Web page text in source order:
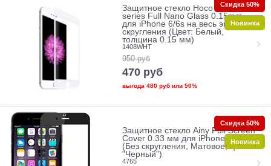
Защитное стекло Hoco Ghost
series Full Nano Glass 0.15mm
для iPhone 6/6s на весь экран без
скругления (Цвет: Белый,
толщина 0.15 мм)
1408WHT
950 руб
470 руб
выгода 480 рубили 50%
Скидка 50%
Новинка
Защитное стекло Ainy Full Screen
Cover 0.33 мм для iPhone 6/6s
(Без скругления, Матовое, цвет
"Черный")
4765
Скидка 50%
Новинка